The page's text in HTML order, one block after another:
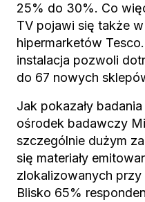
25% do 30%. Co
TV pojawi się także
hipermarketów
instalacja pozwoli
do 67 nowych
Jak pokazały
ośrodek badawczy
szczególnie dużym
się materiały
zlokalizowanych
Blisko 65%